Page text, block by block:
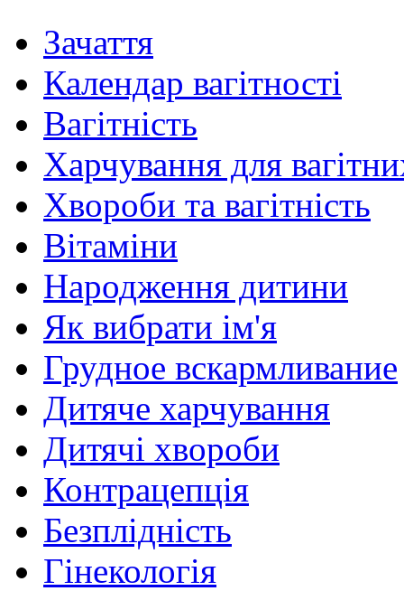
Зачаття
Календар вагітності
Вагітність
Харчування для
Хвороби та вагітність
Вітаміни
Народження дитини
Як вибрати ім'я
Грудное вскармливание
Дитяче харчування
Дитячі хвороби
Контрацепція
Безплідність
Гінекологія